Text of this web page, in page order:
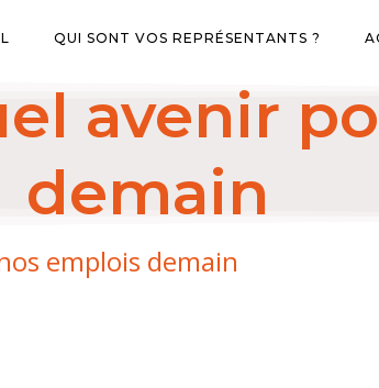
QUI SONT VOS REPRÉSENTANTS ?
avenir
demain
emplois demain